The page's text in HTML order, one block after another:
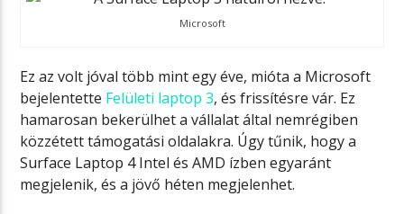
Microsoft
Ez azvolt jóval több mint egy éve, mióta a Microsoft
bejelentette Felületi laptop 3, és frissítésre vár. Ez
hamarosan bekerülhet a vállalat által nemrégiben
közzétett támogatási oldalakra. Úgy tűnik, hogy a
Surface Laptop 4 Intel és AMD ízben egyaránt
megjelenik, és a jövő héten megjelenhet.